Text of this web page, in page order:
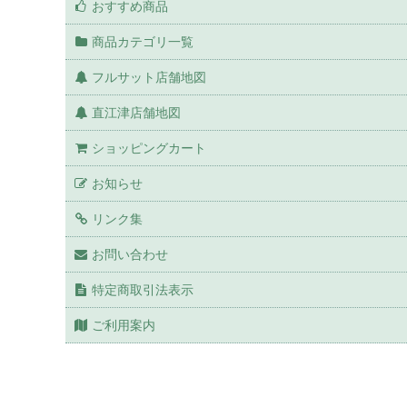
おすすめ商品
商品カテゴリ一覧
フルサット店舗地図
直江津店舗地図
ショッピングカート
お知らせ
リンク集
お問い合わせ
特定商取引法表示
ご利用案内